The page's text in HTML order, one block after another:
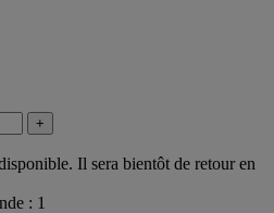
+
Il sera bientôt de retour en
: 1